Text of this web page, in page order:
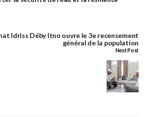
Idriss Déby Itno ouvre le 3e recensement
général de la population
Next Post